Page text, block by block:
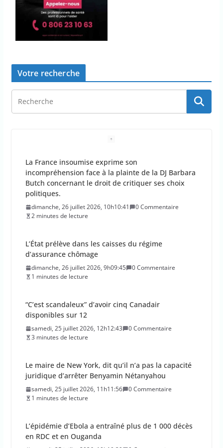
Votre recherche
La France insoumise exprime son
incompréhension face à la plainte de la DJ Barbara
Butch concernant le droit de critiquer ses choix
politiques.
dimanche, 26 juillet 2026, 10h10:41
0 Commentaire
2 minutes de lecture
L’État prélève dans les caisses du régime
d’assurance chômage
dimanche, 26 juillet 2026, 9h09:45
0 Commentaire
1 minutes de lecture
“C’est scandaleux” d’avoir cinq Canadair
disponibles sur 12
samedi, 25 juillet 2026, 12h12:43
0 Commentaire
3 minutes de lecture
Le maire de New York, dit qu’il n’a pas la capacité
juridique d’arrêter Benyamin Nétanyahou
samedi, 25 juillet 2026, 11h11:56
0 Commentaire
1 minutes de lecture
L’épidémie d’Ebola a entraîné plus de 1 000 décès
en RDC et en Ouganda